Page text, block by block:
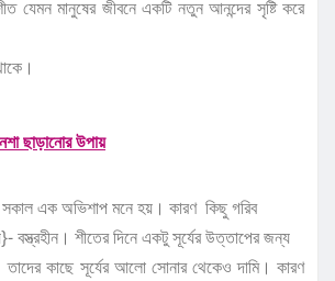
যেমন মানুষের জীবনে একটি নতুন আনন্দের সৃষ্টি করে
ছাড়ানোর উপায়
সকাল এক অভিশাপ মনে হয়। কারণ কিছু গরিব
বস্ত্রহীন। শীতের দিনে একটু সূর্যের উত্তাপের জন্য
তাদের কাছে সূর্যের আলো সোনার থেকেও দামি। কারণ